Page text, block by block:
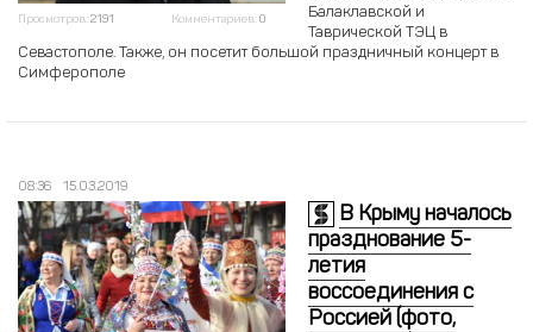
Просмотров: 2191 Комментариев: 0
Балаклавской и
Таврической ТЭЦ в
Севастополе. Также, он посетит большой праздничный концерт в
Симферополе
08:36 15.03.2019
В Крыму началось
празднование 5-
летия
воссоединения с
Россией (фото,